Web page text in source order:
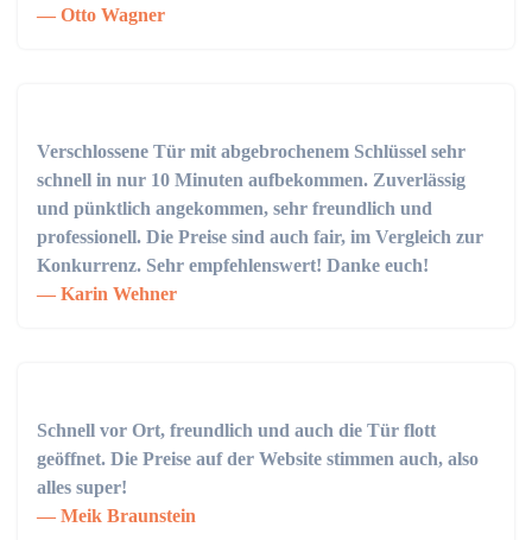
Otto Wagner
Verschlossene Tür mit abgebrochenem Schlüssel sehr
schnell in nur 10 Minuten aufbekommen. Zuverlässig
und pünktlich angekommen, sehr freundlich und
professionell. Die Preise sind auch fair, im Vergleich zur
Konkurrenz. Sehr empfehlenswert! Danke euch!
Karin Wehner
Schnell vor Ort, freundlich und auch die Tür flott
geöffnet. Die Preise auf der Website stimmen auch, also
alles super!
Meik Braunstein